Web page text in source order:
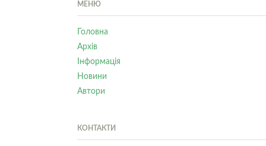
МЕНЮ
Головна
Архів
Інформація
Новини
Автори
КОНТАКТИ